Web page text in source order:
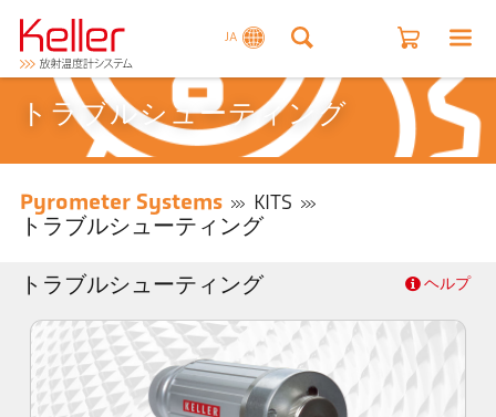
JA
トラブルシューティング
Pyrometer Systems
KITS
トラブルシューティング
トラブルシューティング ヘルプ